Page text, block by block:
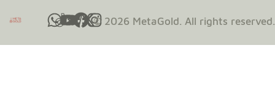
© 2026 MetaGold. All rights reserved.